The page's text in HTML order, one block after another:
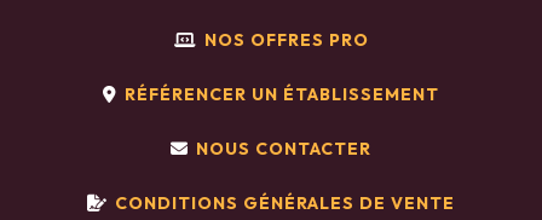
NOS OFFRES PRO
RÉFÉRENCER UN ÉTABLISSEMENT
NOUS CONTACTER
CONDITIONS GÉNÉRALES DE VENTE